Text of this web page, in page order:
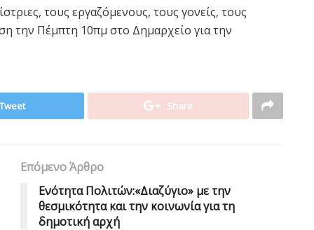
τους εργαζόμενους, τους γονείς, τους
την Πέμπτη 10πμ στο Δημαρχείο για την
Tweet Share
Επόμενο Άρθρο
Eνότητα Πολιτών:«Διαζύγιο» με την
θεσμικότητα και την κοινωνία για τη
δημοτική αρχή